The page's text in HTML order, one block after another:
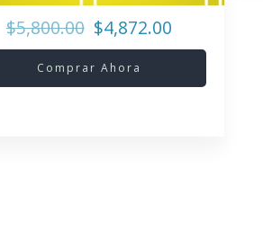
$5,800.00 $4,872.00
Comprar Ahora